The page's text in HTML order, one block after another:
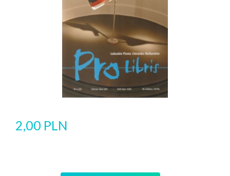
2,00 PLN